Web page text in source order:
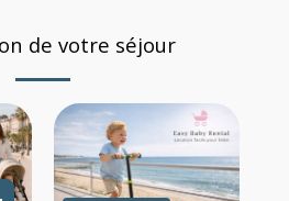
de votre séjour